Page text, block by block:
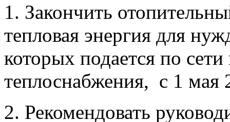
1. Закончить
тепловая энергия для
которых подается по
теплоснабжения, с 1 мая
2. Рекомендовать